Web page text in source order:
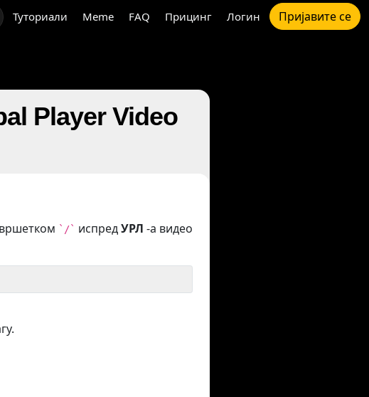
Туториали Meme FAQ Прицинг Логин Пријавите се
Player Video
`/` испредУРЛ -а видео